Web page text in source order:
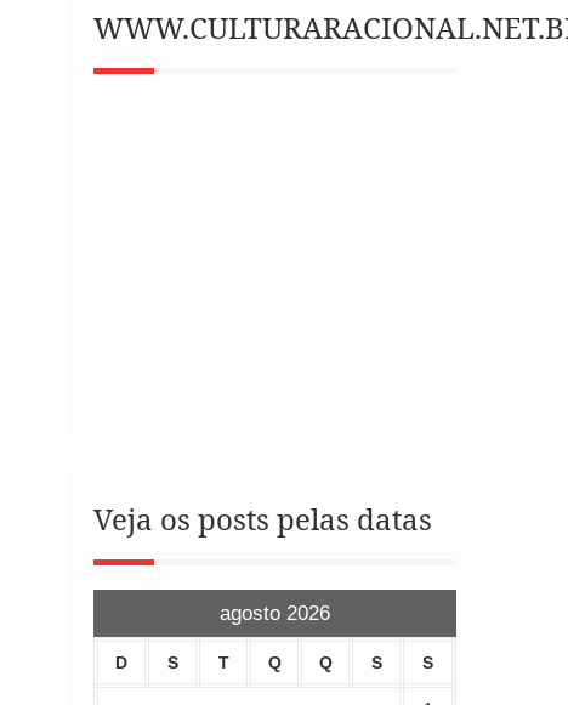
Veja os posts pelas datas
agosto 2026
D S T Q Q S S